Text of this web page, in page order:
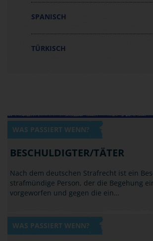
SPANISCH
TÜRKISCH
WAS PASSIERT WENN?
BESCHULDIGTER/TÄTER
Nach dem deutschen Strafrecht ist ein
strafmündige Person, der die Begehung
vorgeworfen und gegen die ein…
WAS PASSIERT WENN?